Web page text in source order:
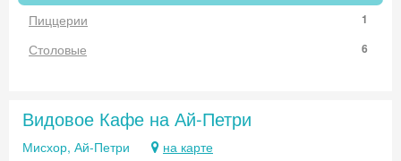
Пиццерии 1
Столовые 6
Видовое Кафе на Ай-Петри
Мисхор, Ай-Петри на карте